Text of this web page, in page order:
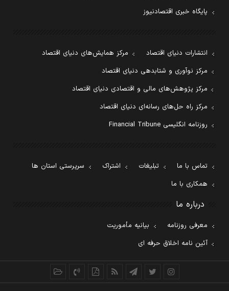
پایگاه خبری اقتصادنیوز
انتشارات دنیای اقتصاد
مرکز همایش‌های دنیای اقتصاد
مرکز نوآوری و شتابدهی دنیای اقتصاد
مرکز پژوهش‌های مالی و اقتصادی دنیای اقتصاد
مرکز راه حل‌های رسانه‌ای دنیای اقتصاد
روزنامه انگلیسی Financial Tribune
تماس با ما تبلیغات اشتراک
سرپرستی استان ها
همکاری با ما
درباره ما
معرفی روزنامه
بیانیه مأموریت
آئین نامه اخلاق حرفه ای